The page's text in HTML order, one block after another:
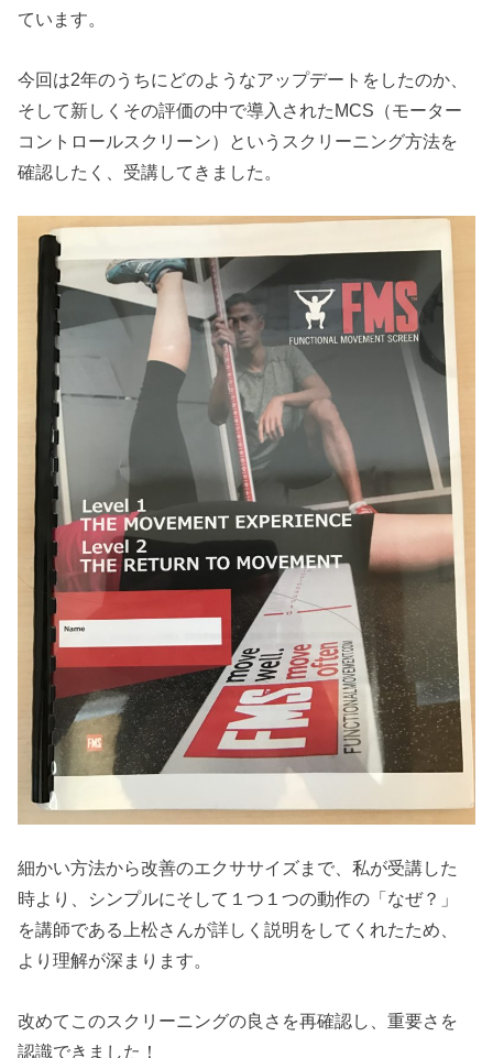
ています。
今回は2年のうちにどのようなアップデートをしたのか、
そして新しくその評価の中で導入されたMCS（モーター
コントロールスクリーン）というスクリーニング方法を
確認したく、受講してきました。
細かい方法から改善のエクササイズまで、私が受講した
時より、シンプルにそして１つ１つの動作の「なぜ？」
を講師である上松さんが詳しく説明をしてくれたため、
より理解が深まります。
改めてこのスクリーニングの良さを再確認し、重要さを
認識できました！